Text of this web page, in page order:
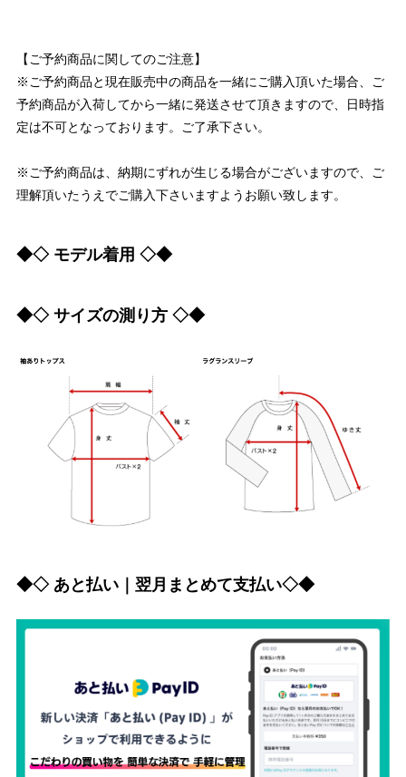
【ご予約商品に関してのご注意】
※ご予約商品と現在販売中の商品を一緒にご購入頂いた場合、ご
予約商品が入荷してから一緒に発送させて頂きますので、日時指
定は不可となっております。ご了承下さい。
※ご予約商品は、納期にずれが生じる場合がございますので、ご
理解頂いたうえでご購入下さいますようお願い致します。
◆◇ モデル着用 ◇◆
◆◇ サイズの測り方 ◇◆
◆◇ あと払い｜翌月まとめて支払い◇◆